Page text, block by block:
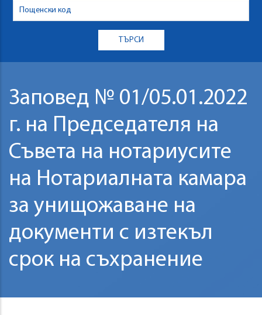
Заповед № 01/05.01.2022
г. на Председателя на
Съвета на нотариусите
на Нотариалната камара
за унищожаване на
документи с изтекъл
срок на съхранение